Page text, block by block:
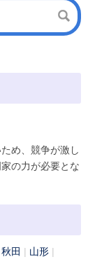
め、競争が激し
の力が必要とな
秋田
山形